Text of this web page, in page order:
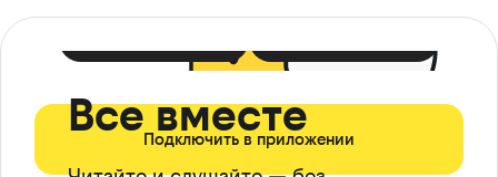
Все вместе
Подключить в приложении